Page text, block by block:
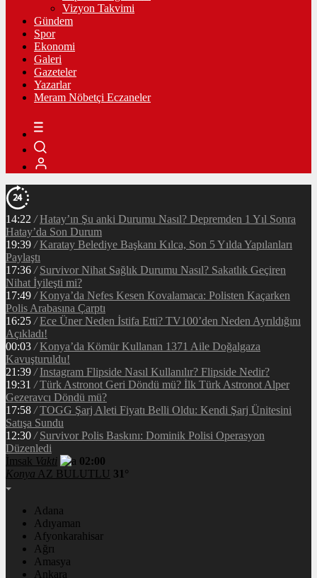
Vizyon Takvimi
Gündem
Spor
Ekonomi
Galeri
Gazeteler
Yazarlar
Meram Nöbetçi Eczaneler
14:22 / Hatay’ın Şu anki Durumu Nasıl? Depremden 1 Yıl Sonra
Hatay’da Son Durum
19:39 / Karatay Belediye Başkanı Kılca, Son 5 Yılda Yapılanları
Paylaştı
17:36 / Survivor Nihat Sağlık Durumu Nasıl? Sakatlık Geçiren
Nihat İyileşti mi?
17:49 / Konya’da Nefes Kesen Kovalamaca: Polisten Kaçarken
Polis Arabasına Çarptı
16:25 / Ece Üner Neden İstifa Etti? TV100’den Neden Ayrıldığını
Açıkladı!
00:03 / Konya’da Kömür Kullanan 1371 Aile Doğalgaza
Kavuşturuldu!
21:39 / Instagram Flipside Nasıl Kullanılır? Flipside Nedir?
19:31 / Türk Astronot Geri Döndü mü? İlk Türk Astronot Alper
Gezeravcı Döndü mü?
17:58 / TOGG Şarj Aleti Fiyatı Belli Oldu: Kendi Şarj Ünitesini
Satışa Sundu
12:30 / Survivor Polis Baskını: Dominik Polisi Operasyon
Düzenledi
İmsak Vakti
02:00
Konya AZ BULUTLU 31°
Adana
Adıyaman
Afyonkarahisar
Ağrı
Amasya
Ankara